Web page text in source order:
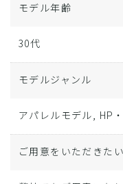
モデル年齢
30代
モデルジャンル
アパレルモデル, HP
ご用意をいただきた